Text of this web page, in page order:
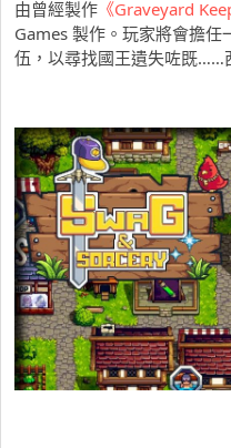
由曾經製作 《Graveyard
Games 製作。玩家將會擔
伍，以尋找國王遺失咗既……